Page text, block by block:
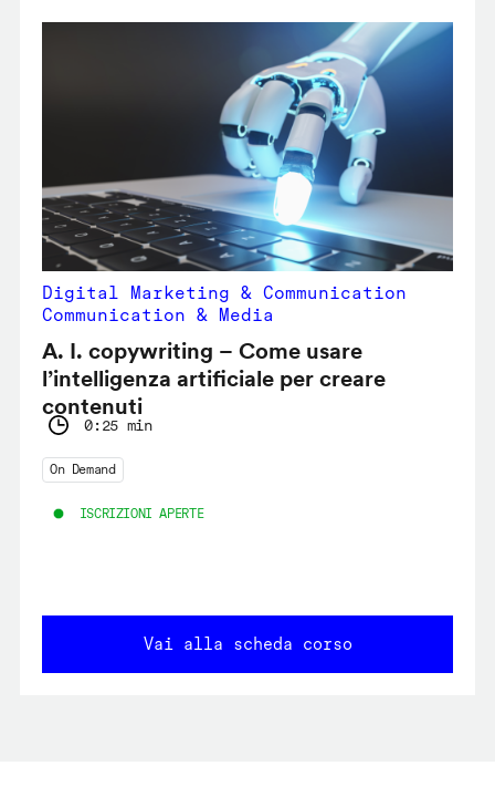
Digital Marketing & Communication
Communication & Media
A. I. copywriting – Come usare
l’intelligenza artificiale per creare
contenuti
0:25 min
On Demand
ISCRIZIONI APERTE
Vai alla scheda corso